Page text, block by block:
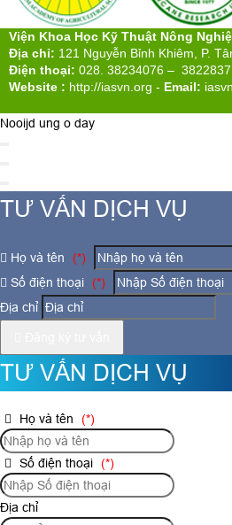
Viện Khoa Học Kỹ Thuật Nông
Địa chỉ: 121 Nguyễn Bỉnh Khiêm, P.
Điện thoại: 028. 38234076 –
Website : http://iasvn.org - Email:
Nooijd ung o day
TƯ VẤN DỊCH VỤ
Họ và tên
(*)
Số điện thoại
(*)
Địa chỉ
TƯ VẤN DỊCH VỤ
Họ và tên (*)
Số điện thoại (*)
Địa chỉ